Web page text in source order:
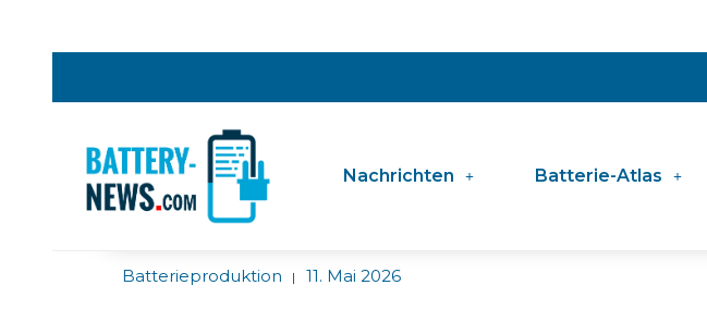
Nachrichten Batterie-Atlas
Batterieproduktion | 11. Mai 2026